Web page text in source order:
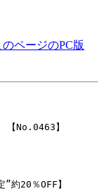
のページのPC版
No.0463】
20％OFF】